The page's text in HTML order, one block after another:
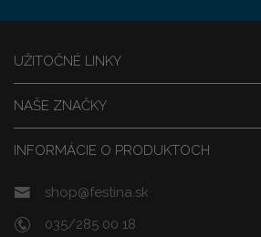
INFORMÁCIE O PRODUKTOCH
shop@festina.sk
035/285 00 18
NAŠE ZNAČKY
UŽITOČNÉ LINKY